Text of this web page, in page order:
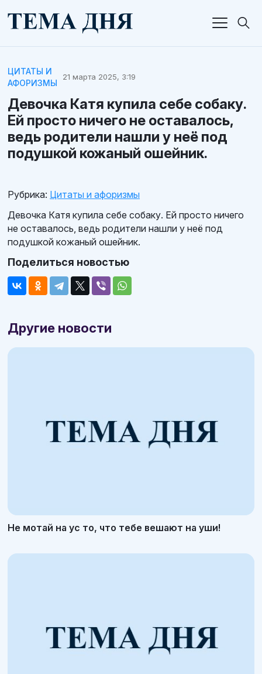
ЦИТАТЫ И
АФОРИЗМЫ
21 марта 2025, 3:19
Девочка Катя купила себе собаку.
Ей просто ничего не оставалось,
ведь родители нашли у неё под
подушкой кожаный ошейник.
Рубрика: Цитаты и афоризмы
Девочка Катя купила себе собаку. Ей просто ничего
не оставалось, ведь родители нашли у неё под
подушкой кожаный ошейник.
Поделиться новостью
Другие новости
Не мотай на ус то, что тебе вешают на уши!